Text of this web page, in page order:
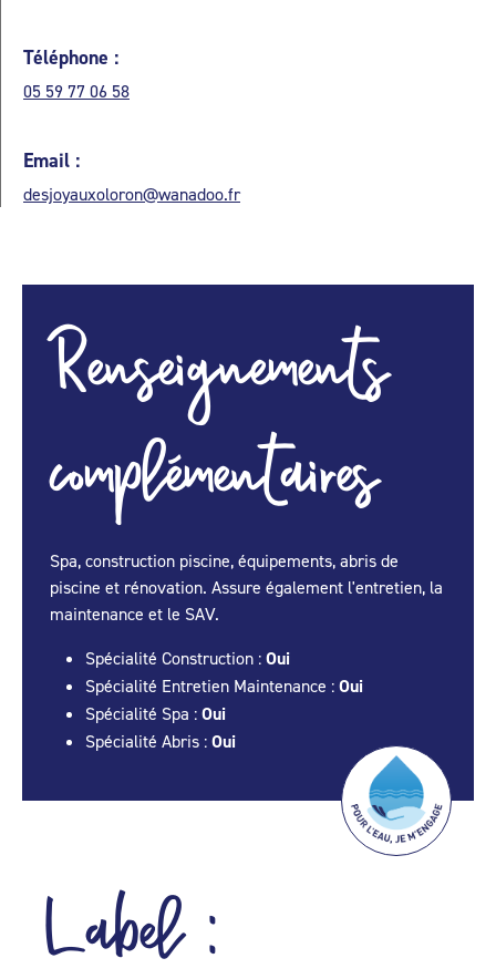
Téléphone :
05 59 77 06 58
Email :
desjoyauxoloron@wanadoo.fr
Renseignements
complémentaires
Spa, construction piscine, équipements, abris de
piscine et rénovation. Assure également l'entretien, la
maintenance et le SAV.
Spécialité Construction : Oui
Spécialité Entretien Maintenance : Oui
Spécialité Spa : Oui
Spécialité Abris : Oui
Label :